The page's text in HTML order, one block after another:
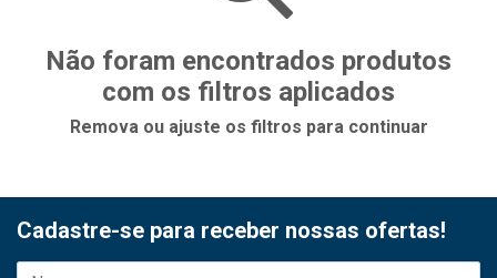
Não foram encontrados produtos
com os filtros aplicados
Remova ou ajuste os filtros para continuar
Cadastre-se para receber nossas ofertas!